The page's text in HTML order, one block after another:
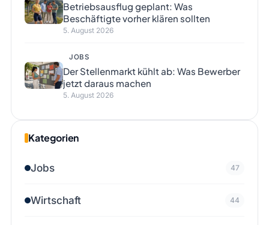
Betriebsausflug geplant: Was
Beschäftigte vorher klären sollten
5. August 2026
JOBS
Der Stellenmarkt kühlt ab: Was Bewerber
jetzt daraus machen
5. August 2026
Kategorien
Jobs 47
Wirtschaft 44